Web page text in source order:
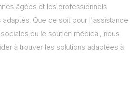
âgées et les professionnels
Que ce soit pour l'assistance
ou le soutien médical, nous
à trouver les solutions adaptées à